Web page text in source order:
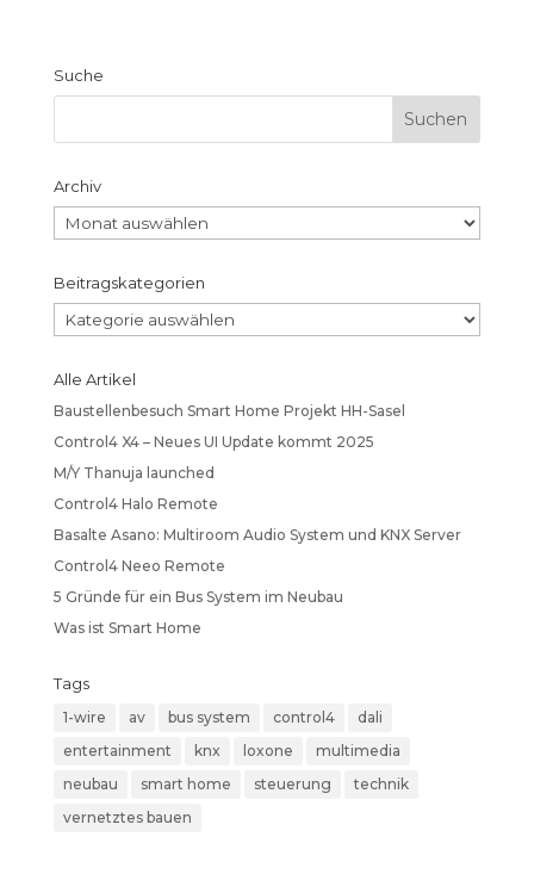
Suche
Archiv
Archiv
Beitragskategorien
Beitragskategorien
Alle Artikel
Baustellenbesuch Smart Home Projekt HH-Sasel
Control4 X4 – Neues UI Update kommt 2025
M/Y Thanuja launched
Control4 Halo Remote
Basalte Asano: Multiroom Audio System und KNX Server
Control4 Neeo Remote
5 Gründe für ein Bus System im Neubau
Was ist Smart Home
Tags
1-wire av bus system control4
dali
entertainment
knx loxone
multimedia
neubau
smart home steuerung
technik
vernetztes bauen